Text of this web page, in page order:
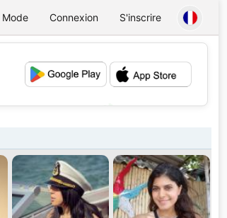
Mode Connexion S'inscrire